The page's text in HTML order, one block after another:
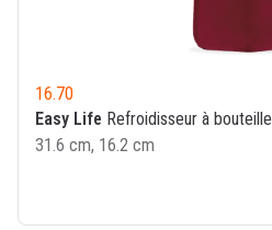
16.70
Easy Life Refroidisseur à bouteille
31.6 cm, 16.2 cm